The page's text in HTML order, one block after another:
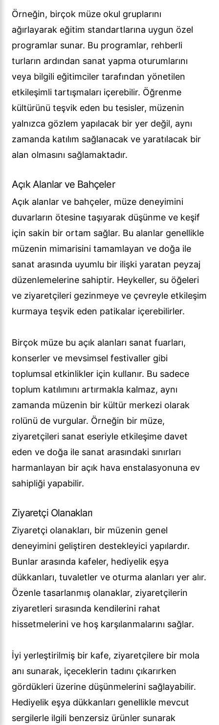
Örneğin, birçok müze okul gruplarını
ağırlayarak eğitim standartlarına uygun özel
programlar sunar. Bu programlar, rehberli
turların ardından sanat yapma oturumlarını
veya bilgili eğitimciler tarafından yönetilen
etkileşimli tartışmaları içerebilir. Öğrenme
kültürünü teşvik eden bu tesisler, müzenin
yalnızca gözlem yapılacak bir yer değil, aynı
zamanda katılım sağlanacak ve yaratılacak bir
alan olmasını sağlamaktadır.
Açık Alanlar ve Bahçeler
Açık alanlar ve bahçeler, müze deneyimini
duvarların ötesine taşıyarak düşünme ve keşif
için sakin bir ortam sağlar. Bu alanlar genellikle
müzenin mimarisini tamamlayan ve doğa ile
sanat arasında uyumlu bir ilişki yaratan peyzaj
düzenlemelerine sahiptir. Heykeller, su öğeleri
ve ziyaretçileri gezinmeye ve çevreyle etkileşim
kurmaya teşvik eden patikalar içerebilirler.
Birçok müze bu açık alanları sanat fuarları,
konserler ve mevsimsel festivaller gibi
toplumsal etkinlikler için kullanır. Bu sadece
toplum katılımını artırmakla kalmaz, aynı
zamanda müzenin bir kültür merkezi olarak
rolünü de vurgular. Örneğin bir müze,
ziyaretçileri sanat eseriyle etkileşime davet
eden ve doğa ile sanat arasındaki sınırları
harmanlayan bir açık hava enstalasyonuna ev
sahipliği yapabilir.
Ziyaretçi Olanakları
Ziyaretçi olanakları, bir müzenin genel
deneyimini geliştiren destekleyici yapılardır.
Bunlar arasında kafeler, hediyelik eşya
dükkanları, tuvaletler ve oturma alanları yer alır.
Özenle tasarlanmış olanaklar, ziyaretçilerin
ziyaretleri sırasında kendilerini rahat
hissetmelerini ve hoş karşılanmalarını sağlar.
İyi yerleştirilmiş bir kafe, ziyaretçilere bir mola
anı sunarak, içeceklerin tadını çıkarırken
gördükleri üzerine düşünmelerini sağlayabilir.
Hediyelik eşya dükkanları genellikle mevcut
sergilerle ilgili benzersiz ürünler sunarak